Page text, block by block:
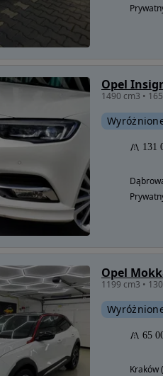
Opel
131
Opel
1199 cm3 •
65
Kraków